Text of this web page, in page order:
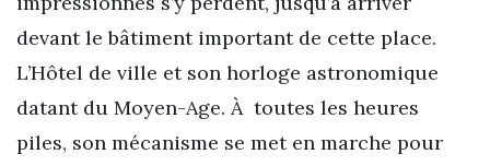
devant le bâtiment important de cette place.
L’Hôtel de ville et son horloge astronomique
datant du Moyen-Age. À toutes les heures
piles, son mécanisme se met en marche pour